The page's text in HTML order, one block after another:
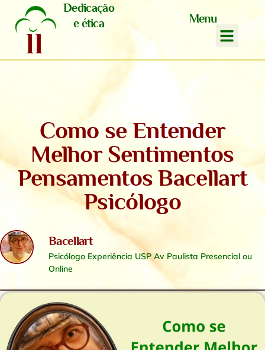
Dedicação
e ética
Menu
Como se Entender
Melhor Sentimentos
Pensamentos Bacellart
Psicólogo
Bacellart
Psicólogo Experiência USP Av Paulista Presencial ou
Online